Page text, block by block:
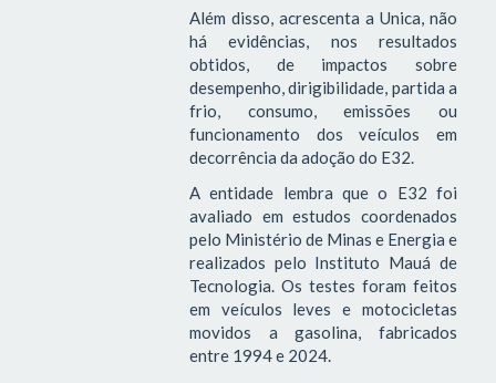
Além disso, acrescenta a Unica, não
há evidências, nos resultados
obtidos, de impactos sobre
desempenho, dirigibilidade, partida a
frio, consumo, emissões ou
funcionamento dos veículos em
decorrência da adoção do E32.
A entidade lembra que o E32 foi
avaliado em estudos coordenados
pelo Ministério de Minas e Energia e
realizados pelo Instituto Mauá de
Tecnologia. Os testes foram feitos
em veículos leves e motocicletas
movidos a gasolina, fabricados
entre 1994 e 2024.